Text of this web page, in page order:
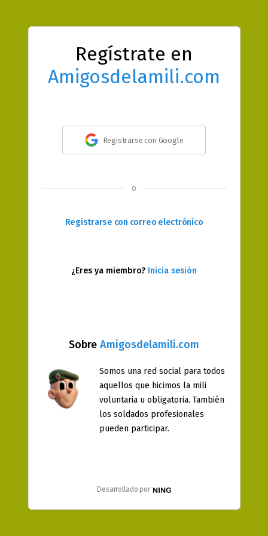
Regístrate en
Amigosdelamili.com
Sobre Amigosdelamili.com
Somos una red social para todos
aquellos que hicimos la mili
voluntaria u obligatoria. También
los soldados profesionales
pueden participar.
Desarrollado por
Registrarse con Google
o
Registrarse con correo electrónico
¿Eres ya miembro? Inicia sesión